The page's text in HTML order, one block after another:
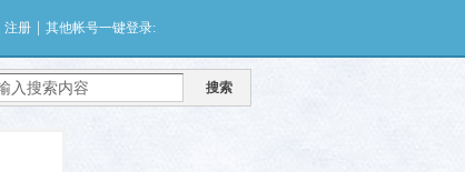
注册 其他帐号一键登录:
搜索